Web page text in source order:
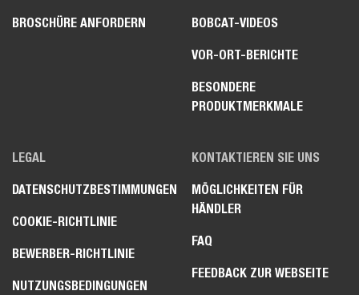
BROSCHÜRE ANFORDERN BOBCAT-VIDEOS
VOR-ORT-BERICHTE
BESONDERE
PRODUKTMERKMALE
LEGAL
DATENSCHUTZBESTIMMUNGEN
COOKIE-RICHTLINIE
BEWERBER-RICHTLINIE
NUTZUNGSBEDINGUNGEN
KONTAKTIEREN SIE UNS
MÖGLICHKEITEN FÜR
HÄNDLER
FAQ
FEEDBACK ZUR WEBSEITE